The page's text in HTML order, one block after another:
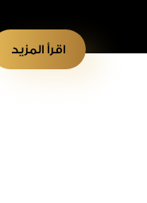
اقرأ المزيد